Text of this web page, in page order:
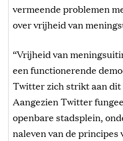
vermeende problemen
over vrijheid van
“Vrijheid van
een functionerende
Twitter zich strikt aan
Aangezien Twitter
openbare stadsplein,
naleven van de principes